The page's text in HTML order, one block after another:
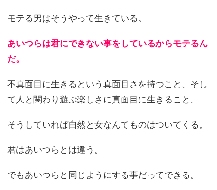
モテる男はそうやって生きている。
あいつらは君にできない事をしているからモテるん
だ。
不真面目に生きるという真面目さを持つこと、そし
て人と関わり遊ぶ楽しさに真面目に生きること。
そうしていれば自然と女なんてものはついてくる。
君はあいつらとは違う。
でもあいつらと同じようにする事だってできる。